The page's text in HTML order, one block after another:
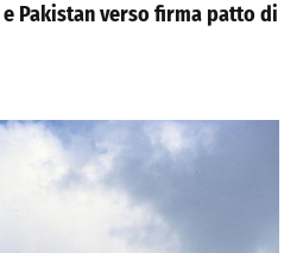
Pakistan verso firma patto di